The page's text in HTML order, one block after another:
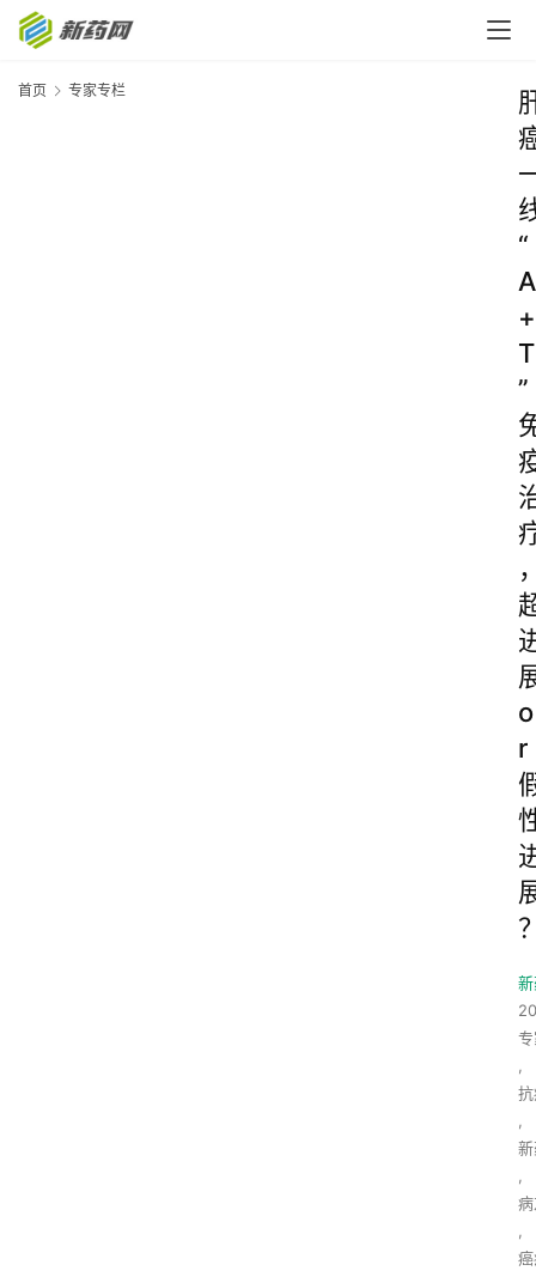
首页 专家专栏
“
A
+
T
”
o
r
,
,
,
,